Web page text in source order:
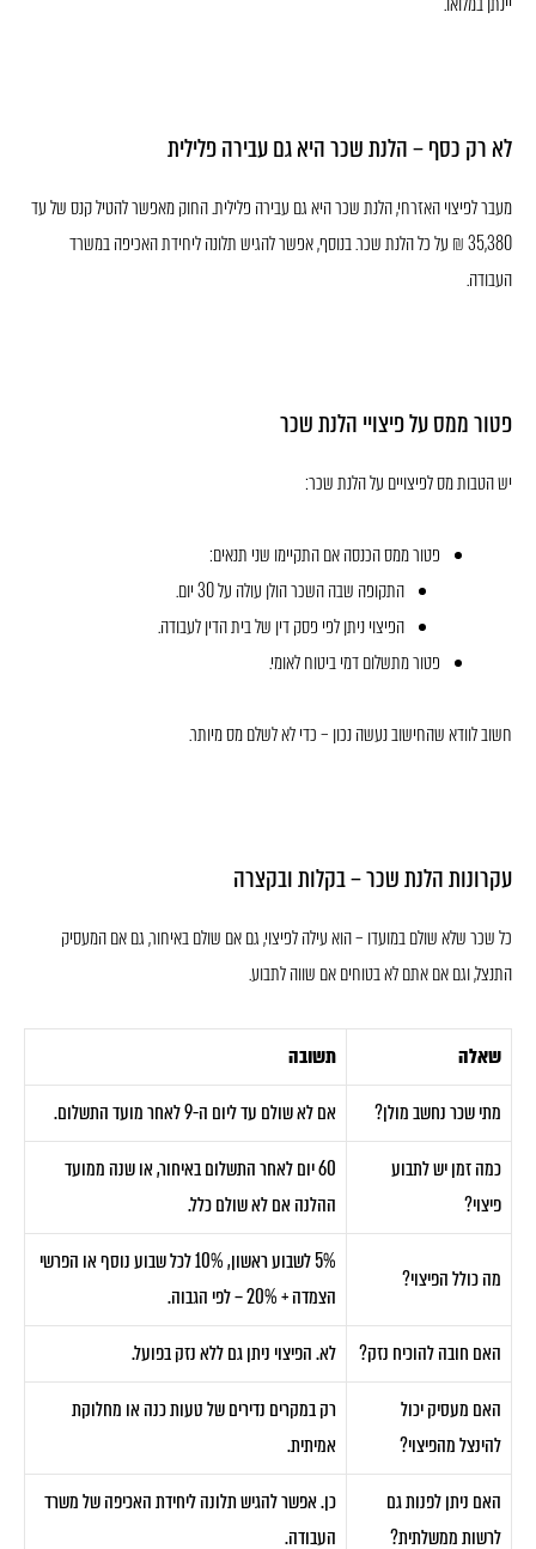
לא רק כסף – הלנת שכר היא גם עבירה פלילית
מעבר לפיצוי האזרחי, הלנת שכר היא גם עבירה פלילית. החוק מאפשר להטיל קנס של עד
35,380 ₪ על כל הלנת שכר. בנוסף, אפשר להגיש תלונה ליחידת האכיפה במשרד
העבודה.
פטור ממס על פיצויי הלנת שכר
יש הטבות מס לפיצויים על הלנת שכר:
פטור ממס הכנסה אם התקיימו שני תנאים:
התקופה שבה השכר הולן עולה על 30 יום.
הפיצוי ניתן לפי פסק דין של בית הדין לעבודה.
פטור מתשלום דמי ביטוח לאומי.
חשוב לוודא שהחישוב נעשה נכון – כדי לא לשלם מס מיותר.
עקרונות הלנת שכר – בקלות ובקצרה
כל שכר שלא שולם במועדו – הוא עילה לפיצוי, גם אם שולם באיחור, גם אם המעסיק
התנצל, וגם אם אתם לא בטוחים אם שווה לתבוע.
שאלה תשובה
מתי שכר נחשב מולן? אם לא שולם עד ליום ה-9 לאחר מועד התשלום.
כמה זמן יש לתבוע
פיצוי?
60 יום לאחר התשלום באיחור, או שנה ממועד
ההלנה אם לא שולם כלל.
מה כולל הפיצוי?
5% לשבוע ראשון, 10% לכל שבוע נוסף או הפרשי
הצמדה + 20% – לפי הגבוה.
האם חובה להוכיח נזק? לא. הפיצוי ניתן גם ללא נזק בפועל.
האם מעסיק יכול
להינצל מהפיצוי?
רק במקרים נדירים של טעות כנה או מחלוקת
אמיתית.
האם ניתן לפנות גם
לרשות ממשלתית?
כן. אפשר להגיש תלונה ליחידת האכיפה של משרד
העבודה.